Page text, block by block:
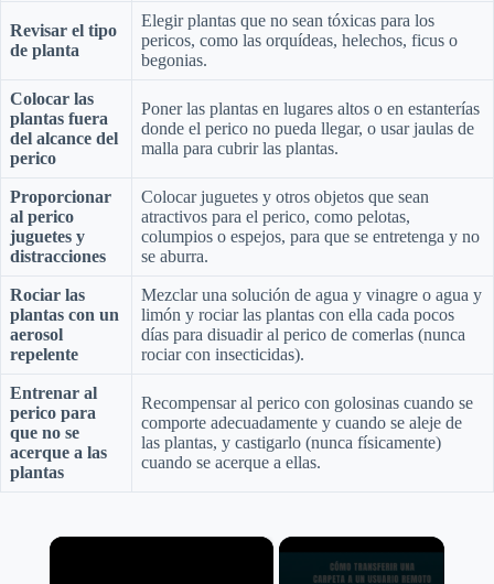
Revisar el tipo
de planta
Elegir plantas que no sean tóxicas para los
pericos, como las orquídeas, helechos, ficus o
begonias.
Colocar las
plantas fuera
del alcance del
perico
Poner las plantas en lugares altos o en estanterías
donde el perico no pueda llegar, o usar jaulas de
malla para cubrir las plantas.
Proporcionar
al perico
juguetes y
distracciones
Colocar juguetes y otros objetos que sean
atractivos para el perico, como pelotas,
columpios o espejos, para que se entretenga y no
se aburra.
Rociar las
plantas con un
aerosol
repelente
Mezclar una solución de agua y vinagre o agua y
limón y rociar las plantas con ella cada pocos
días para disuadir al perico de comerlas (nunca
rociar con insecticidas).
Entrenar al
perico para
que no se
acerque a las
plantas
Recompensar al perico con golosinas cuando se
comporte adecuadamente y cuando se aleje de
las plantas, y castigarlo (nunca físicamente)
cuando se acerque a ellas.
×